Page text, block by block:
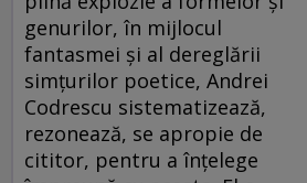
genurilor, în mijlocul
fantasmei şi al dereglării
simţurilor poetice, Andrei
Codrescu sistematizează,
rezonează, se apropie de
cititor, pentru a înţelege